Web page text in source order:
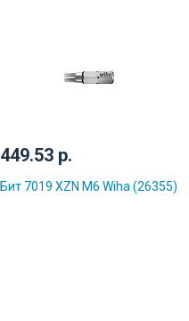
449.53 р.
Бит 7019 XZN M6 Wiha (26355)